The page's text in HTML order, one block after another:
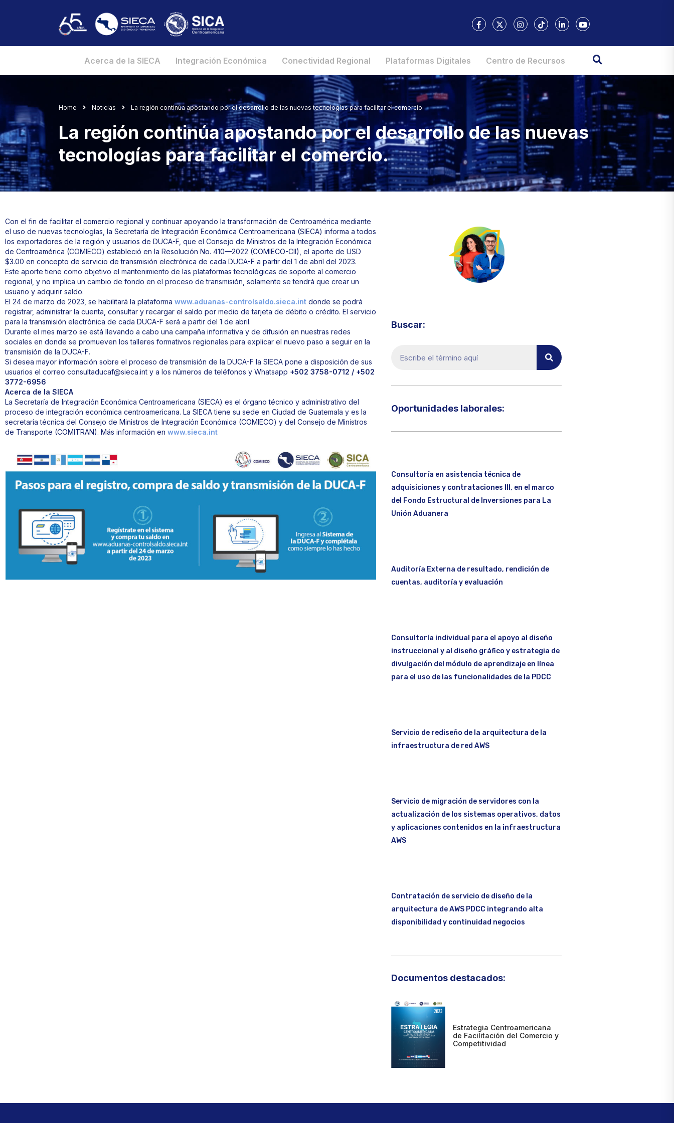
Acerca de la SIECA Integración Económica Conectividad Regional Plataformas Digitales Centro de Recursos
Home Noticias La región continúa apostando por el desarrollo de las nuevas tecnologías para facilitar el comercio.
La región continúa apostando por el desarrollo de las nuevas
tecnologías para facilitar el comercio.
Con el fin de facilitar el comercio regional y continuar apoyando la transformación de Centroamérica mediante
el uso de nuevas tecnologías, la Secretaría de Integración Económica Centroamericana (SIECA) informa a todos
los exportadores de la región y usuarios de DUCA-F, que el Consejo de Ministros de la Integración Económica
de Centroamérica (COMIECO) estableció en la Resolución No. 410—2022 (COMIECO-CII), el aporte de USD
$3.00 en concepto de servicio de transmisión electrónica de cada DUCA-F a partir del 1 de abril del 2023.
Este aporte tiene como objetivo el mantenimiento de las plataformas tecnológicas de soporte al comercio
regional, y no implica un cambio de fondo en el proceso de transmisión, solamente se tendrá que crear un
usuario y adquirir saldo.
El 24 de marzo de 2023, se habilitará la plataforma www.aduanas-controlsaldo.sieca.int donde se podrá
registrar, administrar la cuenta, consultar y recargar el saldo por medio de tarjeta de débito o crédito. El servicio
para la transmisión electrónica de cada DUCA-F será a partir del 1 de abril.
Durante el mes marzo se está llevando a cabo una campaña informativa y de difusión en nuestras redes
sociales en donde se promueven los talleres formativos regionales para explicar el nuevo paso a seguir en la
transmisión de la DUCA-F.
Si desea mayor información sobre el proceso de transmisión de la DUCA-F la SIECA pone a disposición de sus
usuarios el correo consultaducaf@sieca.int y a los números de teléfonos y Whatsapp +502 3758-0712 / +502
3772-6956
Acerca de la SIECA
La Secretaría de Integración Económica Centroamericana (SIECA) es el órgano técnico y administrativo del
proceso de integración económica centroamericana. La SIECA tiene su sede en Ciudad de Guatemala y es la
secretaría técnica del Consejo de Ministros de Integración Económica (COMIECO) y del Consejo de Ministros
de Transporte (COMITRAN). Más información en www.sieca.int
Buscar:
Oportunidades laborales:​
Consultoría en asistencia técnica de
adquisiciones y contrataciones III, en el marco
del Fondo Estructural de Inversiones para La
Unión Aduanera
Auditoría Externa de resultado, rendición de
cuentas, auditoría y evaluación
Consultoría individual para el apoyo al diseño
instruccional y al diseño gráfico y estrategia de
divulgación del módulo de aprendizaje en línea
para el uso de las funcionalidades de la PDCC
Servicio de rediseño de la arquitectura de la
infraestructura de red AWS
Servicio de migración de servidores con la
actualización de los sistemas operativos, datos
y aplicaciones contenidos en la infraestructura
AWS
Contratación de servicio de diseño de la
arquitectura de AWS PDCC integrando alta
disponibilidad y continuidad negocios
Documentos destacados:
Estrategia Centroamericana
de Facilitación del Comercio y
Competitividad